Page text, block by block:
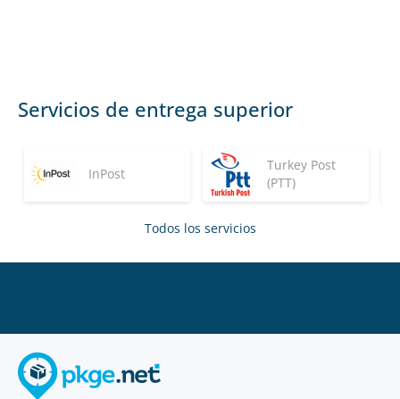
Servicios de entrega superior
InPost
Turkey Post
(PTT)
Todos los servicios